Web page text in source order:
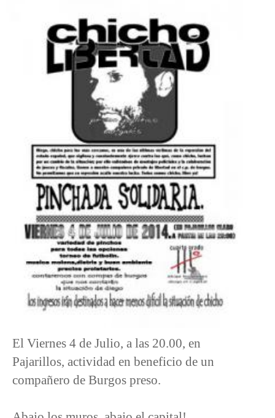
El Viernes 4 de Julio, a las 20.00, en
Pajarillos, actividad en beneficio de un
compañero de Burgos preso.